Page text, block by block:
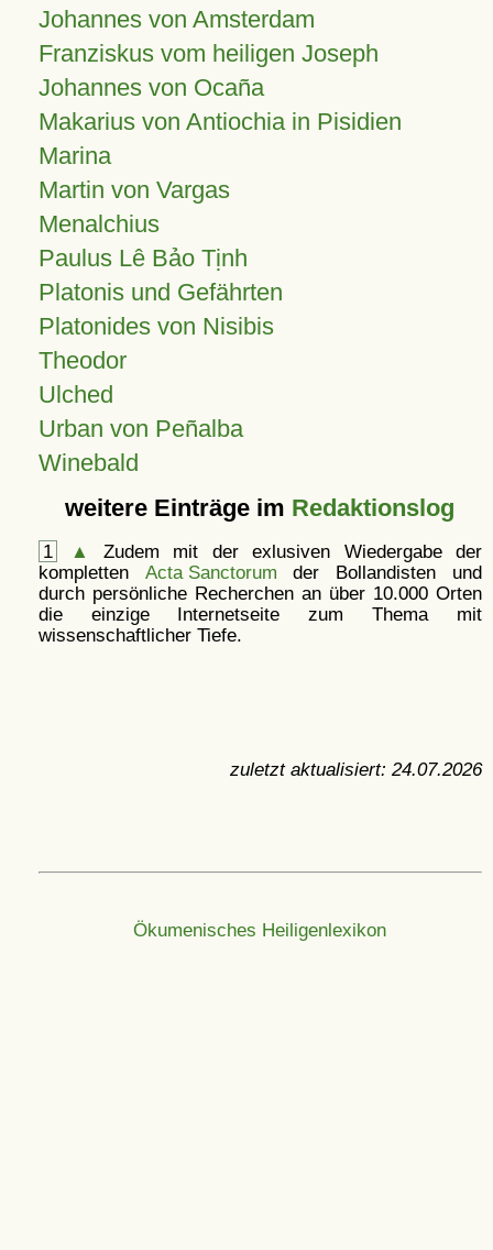
Johannes von Amsterdam
Franziskus vom heiligen Joseph
Johannes von Ocaña
Makarius von Antiochia in Pisidien
Marina
Martin von Vargas
Menalchius
Paulus Lê Bảo Tịnh
Platonis und Gefährten
Platonides von Nisibis
Theodor
Ulched
Urban von Peñalba
Winebald
weitere Einträge im Redaktionslog
1 ▲
Zudem mit der exlusiven Wiedergabe der
kompletten Acta Sanctorum der Bollandisten und
durch persönliche Recherchen an über 10.000 Orten
die einzige Internetseite zum Thema mit
wissenschaftlicher Tiefe.
zuletzt aktualisiert: 24.07.2026
Ökumenisches Heiligenlexikon